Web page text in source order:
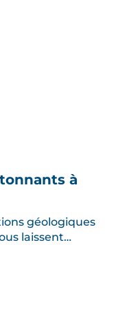
à
géologiques
laissent…